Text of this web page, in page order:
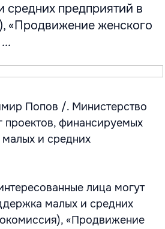
средних предприятий в
«Продвижение женского
Попов /. Министерство
проектов, финансируемых
и средних
лица могут
малых и средних
«Продвижение